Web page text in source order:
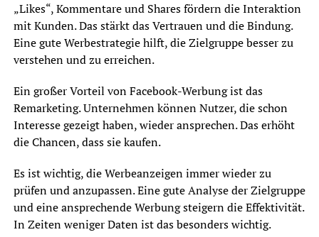
„Likes“, Kommentare und Shares fördern die Interaktion
mit Kunden. Das stärkt das Vertrauen und die Bindung.
Eine gute Werbestrategie hilft, die Zielgruppe besser zu
verstehen und zu erreichen.
Ein großer Vorteil von Facebook-Werbung ist das
Remarketing. Unternehmen können Nutzer, die schon
Interesse gezeigt haben, wieder ansprechen. Das erhöht
die Chancen, dass sie kaufen.
Es ist wichtig, die Werbeanzeigen immer wieder zu
prüfen und anzupassen. Eine gute Analyse der Zielgruppe
und eine ansprechende Werbung steigern die Effektivität.
In Zeiten weniger Daten ist das besonders wichtig.